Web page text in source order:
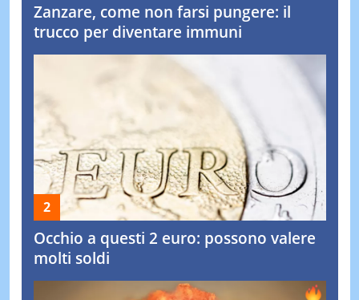
Zanzare, come non farsi pungere: il
trucco per diventare immuni
Occhio a questi 2 euro: possono valere
molti soldi